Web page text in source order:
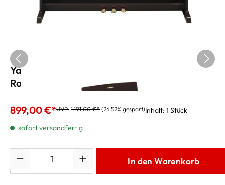
Yamaha Digital Piano YDP-145R ARIUS
Rosenholz matt
899,00 €*UVP: 1.191,00 €* (24.52% gespart)Inhalt: 1 Stück
sofort versandfertig
In den Warenkorb